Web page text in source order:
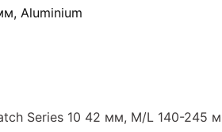
Series 10 42 мм, M/L 140-245